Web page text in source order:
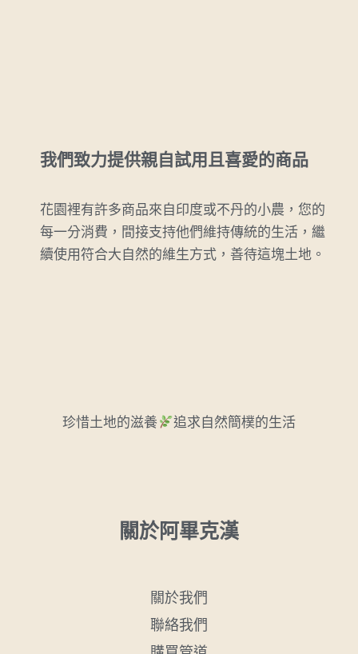
我們致力提供親自試用且喜愛的商品
花園裡有許多商品來自印度或不丹的小農，您的
每一分消費，間接支持他們維持傳統的生活，繼
續使用符合大自然的維生方式，善待這塊土地。
珍惜土地的滋養 追求自然簡樸的生活
關於阿畢克漢
關於我們
聯絡我們